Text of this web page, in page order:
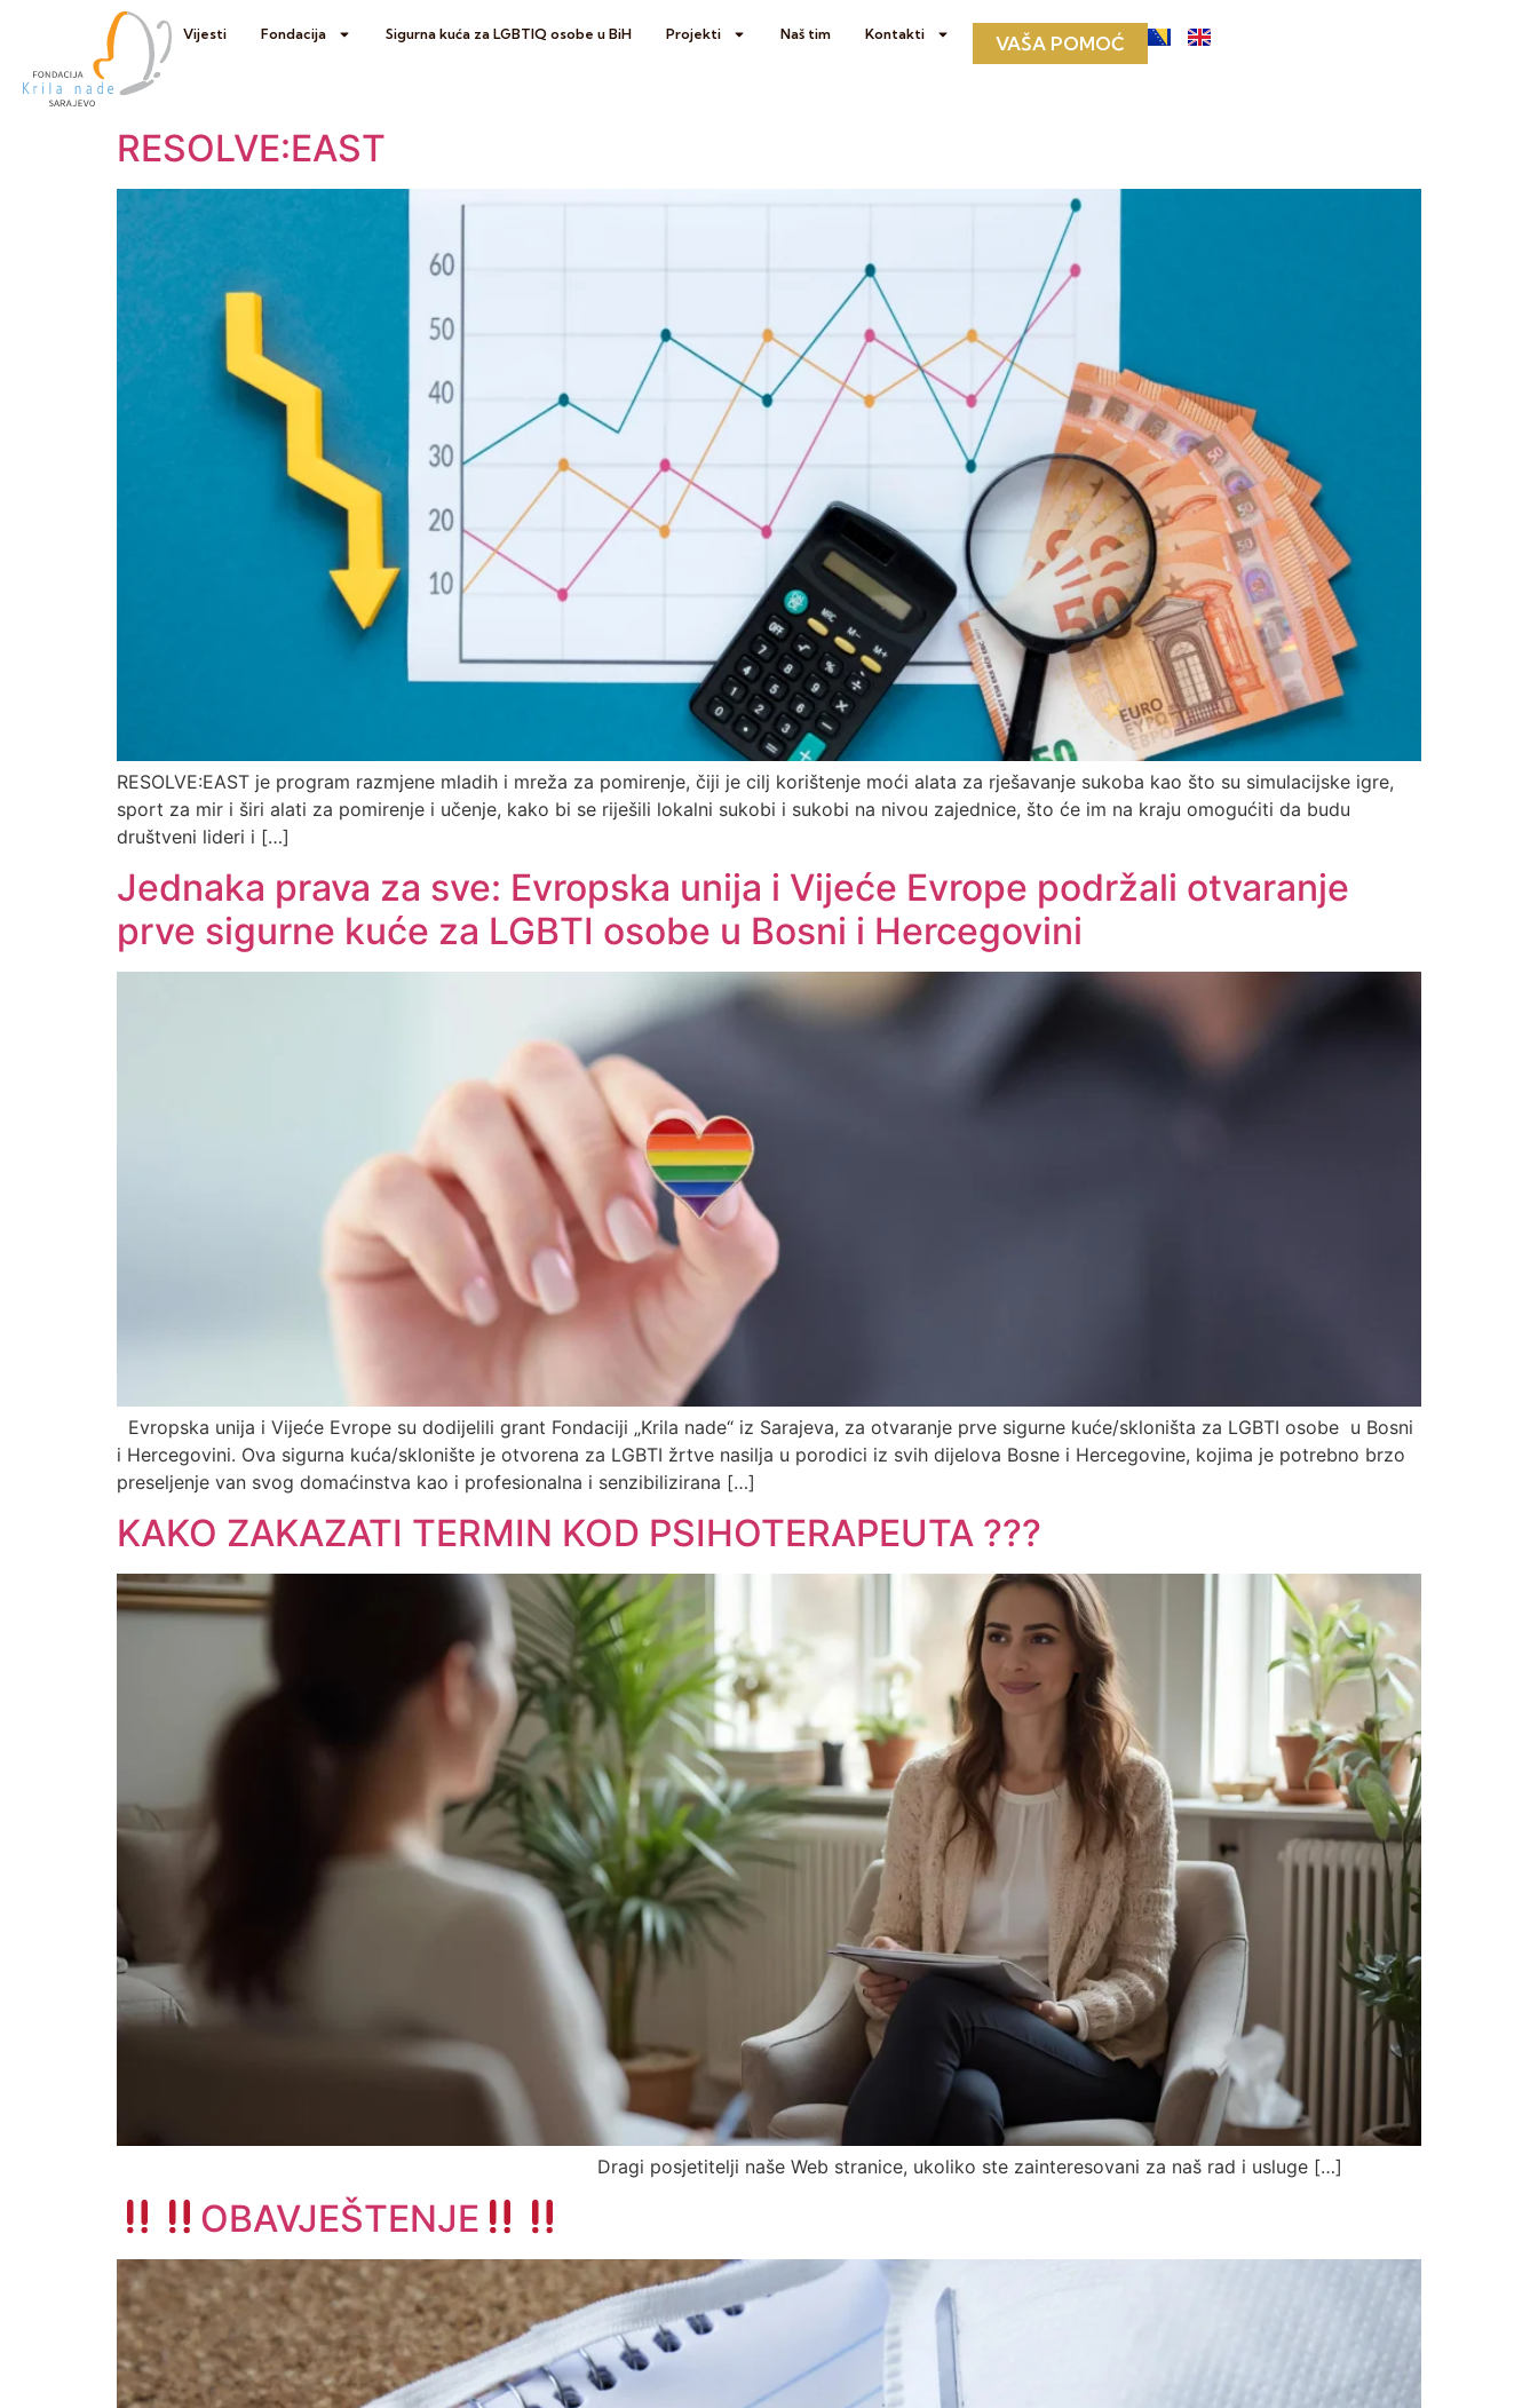
Vijesti Fondacija Sigurna kuća za LGBTIQ osobe u BiH Projekti Naš tim Kontakti VAŠA POMOĆ
RESOLVE:EAST
RESOLVE:EAST je program razmjene mladih i mreža za pomirenje, čiji je cilj korištenje moći alata za rješavanje sukoba kao što su simulacijske igre,
sport za mir i širi alati za pomirenje i učenje, kako bi se riješili lokalni sukobi i sukobi na nivou zajednice, što će im na kraju omogućiti da budu
društveni lideri i […]
Jednaka prava za sve: Evropska unija i Vijeće Evrope podržali otvaranje
prve sigurne kuće za LGBTI osobe u Bosni i Hercegovini
Evropska unija i Vijeće Evrope su dodijelili grant Fondaciji „Krila nade“ iz Sarajeva, za otvaranje prve sigurne kuće/skloništa za LGBTI osobe u Bosni
i Hercegovini. Ova sigurna kuća/sklonište je otvorena za LGBTI žrtve nasilja u porodici iz svih dijelova Bosne i Hercegovine, kojima je potrebno brzo
preseljenje van svog domaćinstva kao i profesionalna i senzibilizirana […]
KAKO ZAKAZATI TERMIN KOD PSIHOTERAPEUTA ???
Dragi posjetitelji naše Web stranice, ukoliko ste zainteresovani za naš rad i usluge […]
OBAVJEŠTENJE